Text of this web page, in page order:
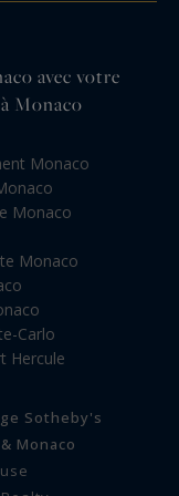
avec votre
Monaco
Monaco
Monaco
Monaco
Carlo
Hercule
Sotheby's
Monaco